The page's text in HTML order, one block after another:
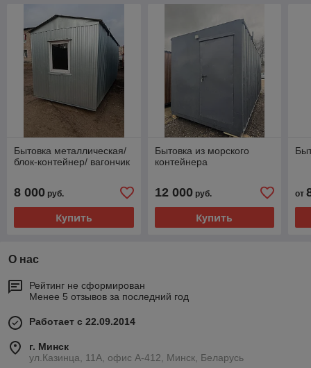
Бытовка металлическая/
блок-контейнер/ вагончик
8 000 руб.
Купить
Бытовка из морского
контейнера
12 000руб.
Купить
от
О нас
Рейтинг не сформирован
Менее 5 отзывов за последний год
Работает с 22.09.2014
г. Минск
ул.Казинца, 11А, офис А-412, Минск, Беларусь